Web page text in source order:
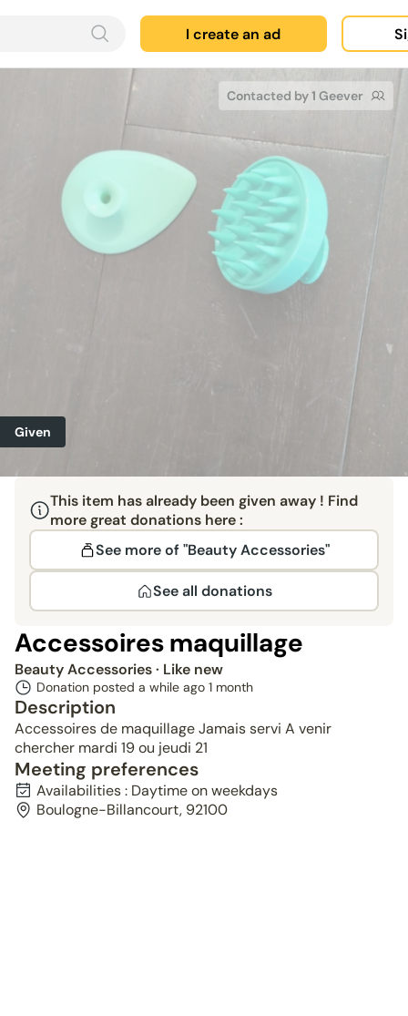
I create an ad
Contacted by 1 Geever
Given
This item has already been given away ! Find
more great donations here :
See more of "Beauty Accessories"
See all donations
Accessoires maquillage
Beauty Accessories· Like new
Donation posted a while ago 1 month
Description
Accessoires de maquillage Jamais servi A venir
chercher mardi 19 ou jeudi 21
Meeting preferences
Availabilities : Daytime on weekdays
Boulogne-Billancourt, 92100